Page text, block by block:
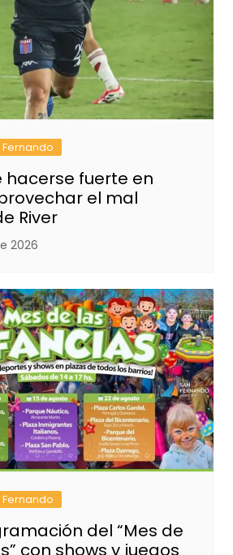
Fernando
hacerse fuerte en
el mal
River
2026
Fernando
del “Mes de
con shows y juegos